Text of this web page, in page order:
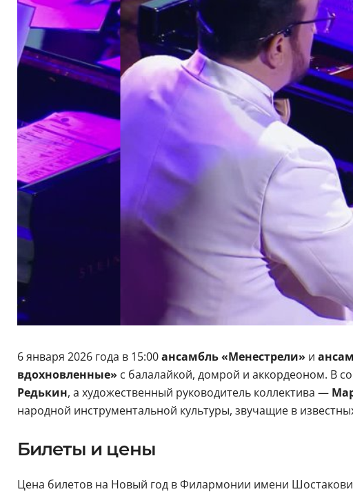
6 января 2026 года в 15:00ансамбль «Менестрели» и
вдохновленные» с балалайкой, домрой и аккордеоном. В
Редькин, а художественный руководитель коллектива —
народной инструментальной культуры, звучащие в
Билеты и цены
Цена билетов на Новый год в Филармонии имени